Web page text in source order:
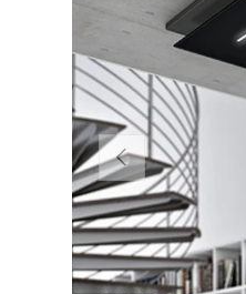
VORHERIGE